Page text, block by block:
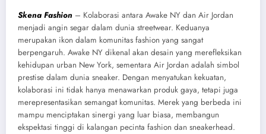
Skena Fashion – Kolaborasi antara Awake NY dan Air Jordan
menjadi angin segar dalam dunia streetwear. Keduanya
merupakan ikon dalam komunitas fashion yang sangat
berpengaruh. Awake NY dikenal akan desain yang merefleksikan
kehidupan urban New York, sementara Air Jordan adalah simbol
prestise dalam dunia sneaker. Dengan menyatukan kekuatan,
kolaborasi ini tidak hanya menawarkan produk gaya, tetapi juga
merepresentasikan semangat komunitas. Merek yang berbeda ini
mampu menciptakan sinergi yang luar biasa, membangun
ekspektasi tinggi di kalangan pecinta fashion dan sneakerhead.